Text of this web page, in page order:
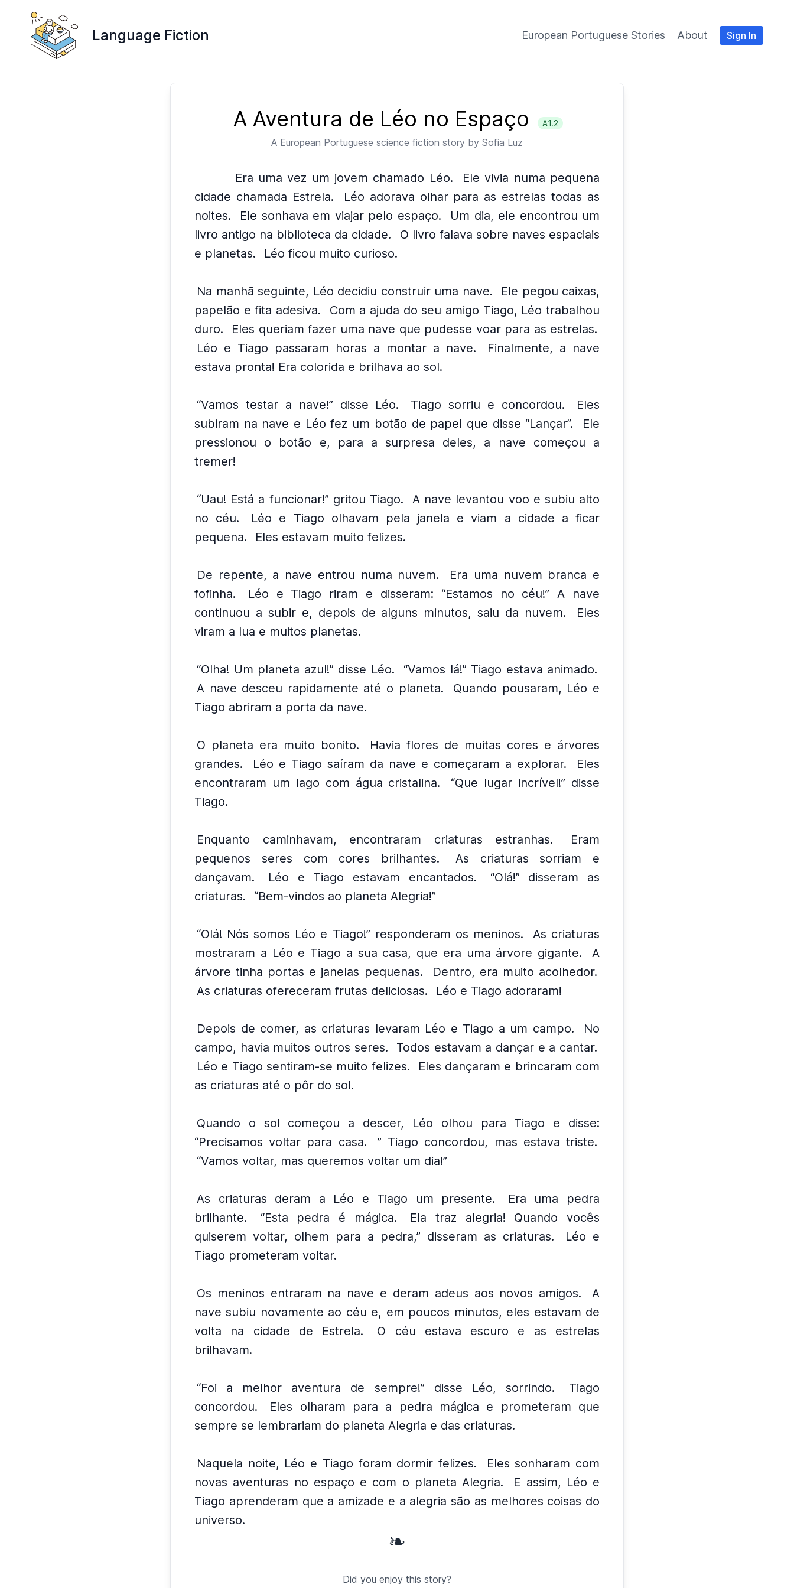
Language Fiction European Portuguese Stories About Sign In
A Aventura de Léo no Espaço A1.2
A European Portuguese science fiction story by Sofia Luz
Era uma vez um jovem chamado Léo.
Ele vivia numa pequena
cidade chamada Estrela.
Léo adorava olhar para as estrelas todas as
noites.
Ele sonhava em viajar pelo espaço.
Um dia, ele encontrou um
livro antigo na biblioteca da cidade.
O livro falava sobre naves espaciais
e planetas.
Léo ficou muito curioso.
Na manhã seguinte, Léo decidiu construir uma nave.
Ele pegou caixas,
papelão e fita adesiva.
Com a ajuda do seu amigo Tiago, Léo trabalhou
duro.
Eles queriam fazer uma nave que pudesse voar para as estrelas.
Léo e Tiago passaram horas a montar a nave.
Finalmente, a nave
estava pronta! Era colorida e brilhava ao sol.
“Vamos testar a nave!” disse Léo. Tiago sorriu e concordou.
Eles
subiram na nave e Léo fez um botão de papel que disse “Lançar”.
Ele
pressionou o botão e, para a surpresa deles, a nave começou a
tremer!
“Uau! Está a funcionar!” gritou Tiago.
A nave levantou voo e subiu alto
no céu.
Léo e Tiago olhavam pela janela e viam a cidade a ficar
pequena.
Eles estavam muito felizes.
De repente, a nave entrou numa nuvem.
Era uma nuvem branca e
fofinha.
Léo e Tiago riram e disseram: “Estamos no céu!” A nave
continuou a subir e, depois de alguns minutos, saiu da nuvem.
Eles
viram a lua e muitos planetas.
“Olha! Um planeta azul!” disse Léo.
“Vamos lá!” Tiago estava animado.
A nave desceu rapidamente até o planeta.
Quando pousaram, Léo e
Tiago abriram a porta da nave.
O planeta era muito bonito.
Havia flores de muitas cores e árvores
grandes.
Léo e Tiago saíram da nave e começaram a explorar.
Eles
encontraram um lago com água cristalina.
“Que lugar incrível!” disse
Tiago.
Enquanto caminhavam, encontraram criaturas estranhas.
Eram
pequenos seres com cores brilhantes.
As criaturas sorriam e
dançavam.
Léo e Tiago estavam encantados.
“Olá!” disseram as
criaturas.
“Bem-vindos ao planeta Alegria!”
“Olá! Nós somos Léo e Tiago!” responderam os meninos.
As criaturas
mostraram a Léo e Tiago a sua casa, que era uma árvore gigante.
A
árvore tinha portas e janelas pequenas.
Dentro, era muito acolhedor.
As criaturas ofereceram frutas deliciosas.
Léo e Tiago adoraram!
Depois de comer, as criaturas levaram Léo e Tiago a um campo.
No
campo, havia muitos outros seres.
Todos estavam a dançar e a cantar.
Léo e Tiago sentiram-se muito felizes.
Eles dançaram e brincaram com
as criaturas até o pôr do sol.
Quando o sol começou a descer, Léo olhou para Tiago e disse:
“Precisamos voltar para casa.
” Tiago concordou, mas estava triste.
“Vamos voltar, mas queremos voltar um dia!”
As criaturas deram a Léo e Tiago um presente.
Era uma pedra
brilhante.
“Esta pedra é mágica.
Ela traz alegria! Quando vocês
quiserem voltar, olhem para a pedra,” disseram as criaturas.
Léo e
Tiago prometeram voltar.
Os meninos entraram na nave e deram adeus aos novos amigos.
A
nave subiu novamente ao céu e, em poucos minutos, eles estavam de
volta na cidade de Estrela.
O céu estava escuro e as estrelas
brilhavam.
“Foi a melhor aventura de sempre!” disse Léo, sorrindo.
Tiago
concordou.
Eles olharam para a pedra mágica e prometeram que
sempre se lembrariam do planeta Alegria e das criaturas.
Naquela noite, Léo e Tiago foram dormir felizes.
Eles sonharam com
novas aventuras no espaço e com o planeta Alegria.
E assim, Léo e
Tiago aprenderam que a amizade e a alegria são as melhores coisas do
universo.
❧
Did you enjoy this story?